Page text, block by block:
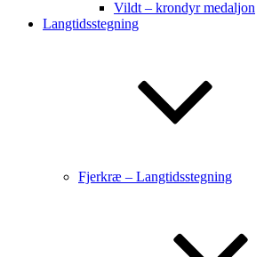
Vildt – krondyr medaljon
Langtidsstegning
Fjerkræ – Langtidsstegning